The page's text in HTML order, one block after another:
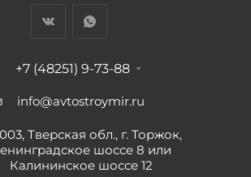
+7 (48251) 9-73-88
info@avtostroymir.ru
Тверская обл., г. Торжок,
шоссе 8 или
Калининское шоссе 12